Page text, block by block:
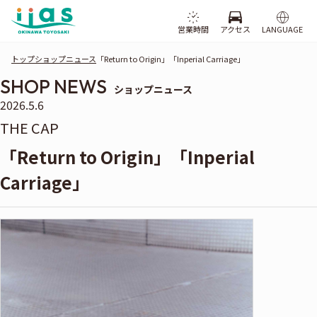
営業時間 アクセス LANGUAGE
トップショップニュース 「Return to Origin」「Inperial Carriage」
SHOP NEWS ショップニュース
2026.5.6
THE CAP
「Return to Origin」「Inperial
Carriage」